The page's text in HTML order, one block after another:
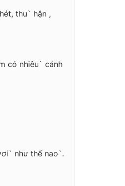
thu` hận ,
có nhiêu` cảnh
như thế nao`.